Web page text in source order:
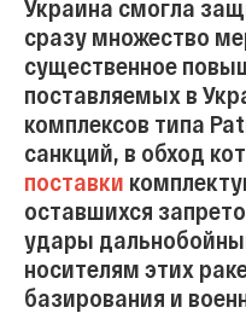
Украина смогла
сразу множество
существенное
поставляемых в
комплексов типа
санкций, в обход
поставки
оставшихся
удары
носителям этих
базирования и